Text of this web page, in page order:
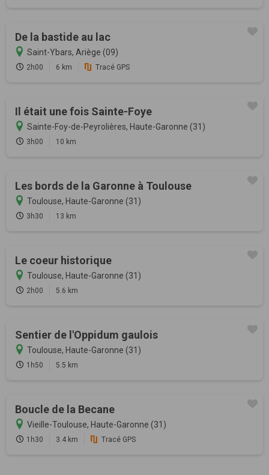
De la bastide au lac
Saint-Ybars, Ariège (09)
2h00 6 km Tracé GPS
Il était une fois Sainte-Foye
Sainte-Foy-de-Peyrolières, Haute-Garonne (31)
3h00 10 km
Les bords de la Garonne à Toulouse
Toulouse, Haute-Garonne (31)
3h30 13 km
Le coeur historique
Toulouse, Haute-Garonne (31)
2h00 5.6 km
Sentier de l'Oppidum gaulois
Toulouse, Haute-Garonne (31)
1h50 5.5 km
Boucle de la Becane
Vieille-Toulouse, Haute-Garonne (31)
1h30 3.4 km Tracé GPS